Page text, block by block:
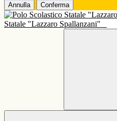
Annulla Conferma
Statale "Lazzaro Spallanzani"